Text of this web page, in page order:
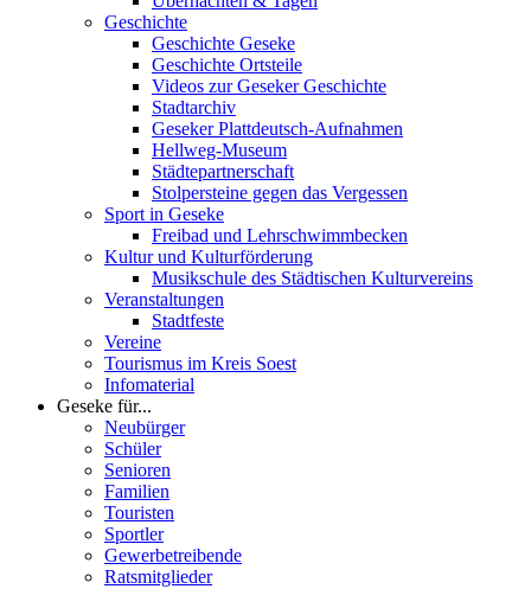
Geschichte
Geschichte Geseke
Geschichte Ortsteile
Videos zur Geseker Geschichte
Stadtarchiv
Geseker Plattdeutsch-Aufnahmen
Hellweg-Museum
Städtepartnerschaft
Stolpersteine gegen das Vergessen
Sport in Geseke
Freibad und Lehrschwimmbecken
Kultur und Kulturförderung
Musikschule des Städtischen Kulturvereins
Veranstaltungen
Stadtfeste
Vereine
Tourismus im Kreis Soest
Infomaterial
Geseke für...
Neubürger
Schüler
Senioren
Familien
Touristen
Sportler
Gewerbetreibende
Ratsmitglieder